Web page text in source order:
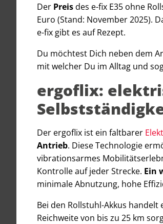
Der Preisdes e-fix E35 ohne
Euro (Stand: November 2025).
e-fix gibt es auf Rezept.
Du möchtest Dich neben dem
mit welcher Du im Alltag und
ergoflix:
Der ergoflix ist ein faltbarer
Antrieb. Diese Technologie
vibrationsarmes
Kontrolle auf jeder Strecke. Ein
minimale Abnutzung, hohe
Bei den Rollstuhl-Akkus handelt
Reichweite von bis zu 25 km